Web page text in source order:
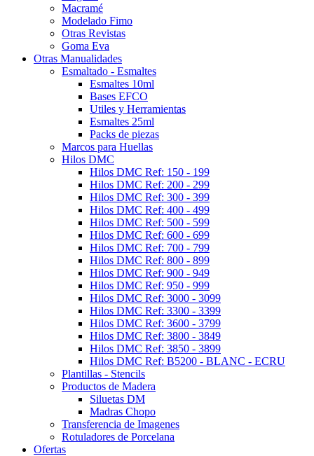
Macramé
Modelado Fimo
Otras Revistas
Goma Eva
Otras Manualidades
Esmaltado - Esmaltes
Esmaltes 10ml
Bases EFCO
Utiles y Herramientas
Esmaltes 25ml
Packs de piezas
Marcos para Huellas
Hilos DMC
Hilos DMC Ref: 150 - 199
Hilos DMC Ref: 200 - 299
Hilos DMC Ref: 300 - 399
Hilos DMC Ref: 400 - 499
Hilos DMC Ref: 500 - 599
Hilos DMC Ref: 600 - 699
Hilos DMC Ref: 700 - 799
Hilos DMC Ref: 800 - 899
Hilos DMC Ref: 900 - 949
Hilos DMC Ref: 950 - 999
Hilos DMC Ref: 3000 - 3099
Hilos DMC Ref: 3300 - 3399
Hilos DMC Ref: 3600 - 3799
Hilos DMC Ref: 3800 - 3849
Hilos DMC Ref: 3850 - 3899
Hilos DMC Ref: B5200 - BLANC - ECRU
Plantillas - Stencils
Productos de Madera
Siluetas DM
Madras Chopo
Transferencia de Imagenes
Rotuladores de Porcelana
Ofertas